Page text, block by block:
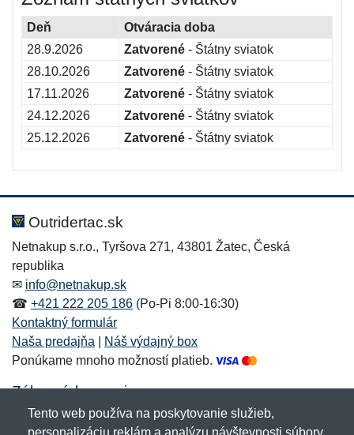
Deň
Otváracia doba
28.9.2026
Zatvorené - Štátny sviatok
28.10.2026
Zatvorené - Štátny sviatok
17.11.2026
Zatvorené - Štátny sviatok
24.12.2026
Zatvorené - Štátny sviatok
25.12.2026
Zatvorené - Štátny sviatok
Outridertac.sk
Netnakup s.r.o., Tyršova 271, 43801 Žatec, Česká
republika
✉ info@netnakup.sk
☎ +421 222 205 186 (Po-Pi 8:00-16:30)
Kontaktný formulár
Naša predajňa
Náš výdajný box
Ponúkame mnoho možností platieb.
Zákaznícky servis
Novinky emailom
Tento web používa na poskytovanie služieb,
personalizáciu reklám a analýzu návštevnosti súbory